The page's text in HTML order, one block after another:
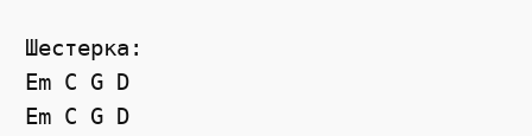
Шестерка:
Em C G D
Em C G D